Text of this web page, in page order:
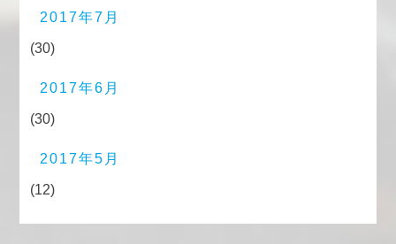
2017年7月
(30)
2017年6月
(30)
2017年5月
(12)